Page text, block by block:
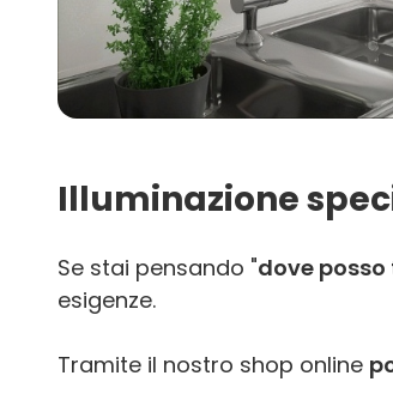
Illuminazione
Se stai pensando "dove
esigenze.
Tramite il nostro shop online